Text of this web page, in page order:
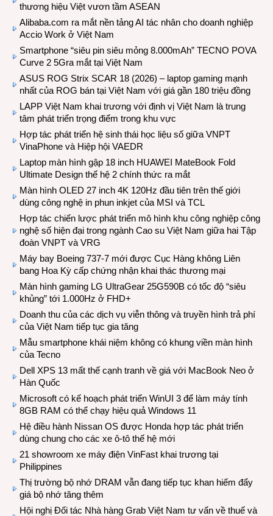
thương hiệu Việt vươn tầm ASEAN
Alibaba.com ra mắt nền tảng AI tác nhân cho doanh nghiệp
Accio Work ở Việt Nam
Smartphone “siêu pin siêu mỏng 8.000mAh” TECNO POVA
Curve 2 5Gra mắt tại Việt Nam
ASUS ROG Strix SCAR 18 (2026) – laptop gaming mạnh
nhất của ROG bán tại Việt Nam với giá gần 180 triệu đồng
LAPP Việt Nam khai trương với định vị Việt Nam là trung
tâm phát triển trọng điểm trong khu vực
Hợp tác phát triển hệ sinh thái học liệu số giữa VNPT
VinaPhone và Hiệp hội VAEDR
Laptop màn hình gập 18 inch HUAWEI MateBook Fold
Ultimate Design thế hệ 2 chính thức ra mắt
Màn hình OLED 27 inch 4K 120Hz đầu tiên trên thế giới
dùng công nghệ in phun inkjet của MSI và TCL
Hợp tác chiến lược phát triển mô hình khu công nghiệp công
nghệ số hiện đại trong ngành Cao su Việt Nam giữa hai Tập
đoàn VNPT và VRG
Máy bay Boeing 737-7 mới được Cục Hàng không Liên
bang Hoa Kỳ cấp chứng nhận khai thác thương mại
Màn hình gaming LG UltraGear 25G590B có tốc độ “siêu
khủng” tới 1.000Hz ở FHD+
Doanh thu của các dịch vụ viễn thông và truyền hình trả phí
của Việt Nam tiếp tục gia tăng
Mẫu smartphone khái niệm không có khung viền màn hình
của Tecno
Dell XPS 13 mất thế cạnh tranh về giá với MacBook Neo ở
Hàn Quốc
Microsoft có kế hoạch phát triển WinUI 3 để làm máy tính
8GB RAM có thể chạy hiệu quả Windows 11
Hệ điều hành Nissan OS được Honda hợp tác phát triển
dùng chung cho các xe ô-tô thế hệ mới
21 showroom xe máy điện VinFast khai trương tại
Philippines
Thị trường bộ nhớ DRAM vẫn đang tiếp tục khan hiếm đẩy
giá bộ nhớ tăng thêm
Hội nghị Đối tác Nhà hàng Grab Việt Nam tư vấn về thuế và